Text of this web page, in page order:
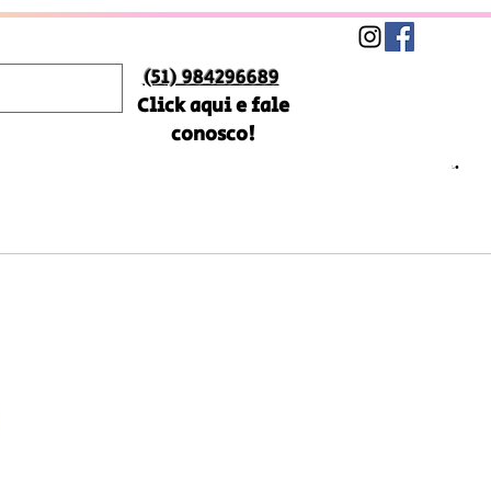
(51) 984296689
Click aqui e fale
conosco!